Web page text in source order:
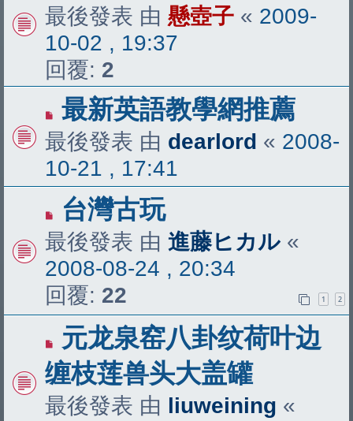
最後發表 由 懸壺子 « 2009-
10-02 , 19:37
回覆: 2
最新英語教學網推薦
最後發表 由 dearlord « 2008-
10-21 , 17:41
台灣古玩
最後發表 由 進藤ヒカル «
2008-08-24 , 20:34
回覆: 22 1 2
元龙泉窑八卦纹荷叶边
缠枝莲兽头大盖罐
最後發表 由 liuweining «